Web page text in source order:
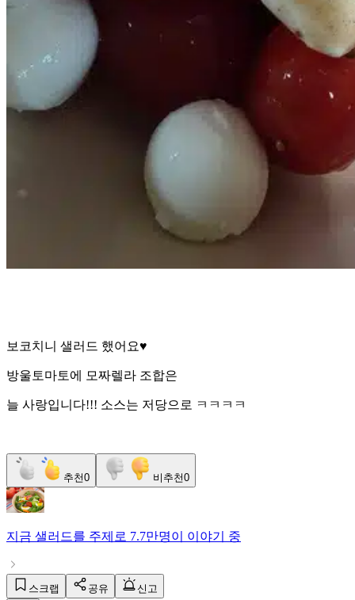
보코치니 샐러드 했어요♥️
방울토마토에 모짜렐라 조합은
늘 사랑입니다!!! 소스는 저당으로 ㅋㅋㅋㅋ
추천0 비추천0
지금 샐러드를 주제로 7.7만명이 이야기 중
스크랩 공유 신고